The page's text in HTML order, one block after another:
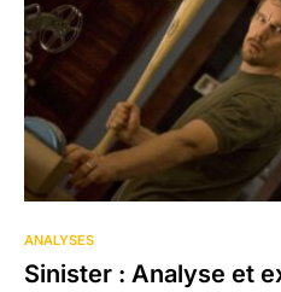
ANALYSES
Sinister : Analyse et